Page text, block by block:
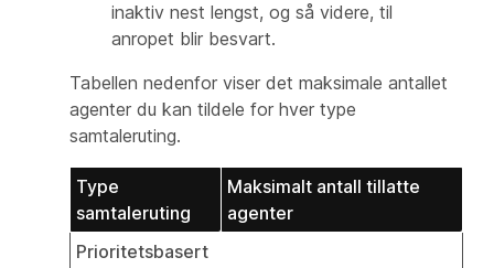
inaktiv nest lengst, og så videre, til
anropet blir besvart.
Tabellen nedenfor viser det maksimale antallet
agenter du kan tildele for hver type
samtaleruting.
Type
samtaleruting
Maksimalt antall tillatte
agenter
Prioritetsbasert